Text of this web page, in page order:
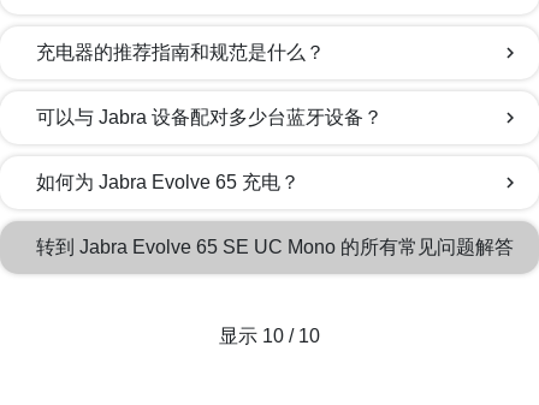
充电器的推荐指南和规范是什么？ chevron_right
可以与 Jabra 设备配对多少台蓝牙设备？ chevron_right
如何为 Jabra Evolve 65 充电？ chevron_right
转到 Jabra Evolve 65 SE UC Mono 的所有常见问题解答
显示 10 / 10